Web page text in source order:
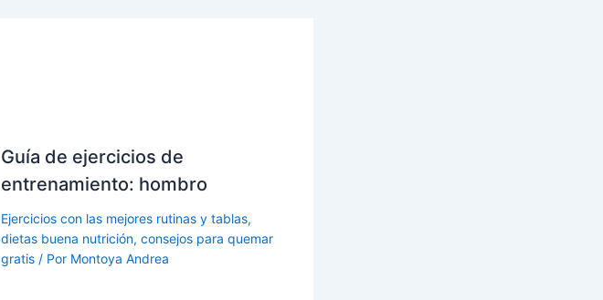
Guía de ejercicios de
entrenamiento: hombro
Ejercicios con las mejores rutinas y tablas,
dietas buena nutrición, consejos para quemar
gratis/ Por Montoya Andrea